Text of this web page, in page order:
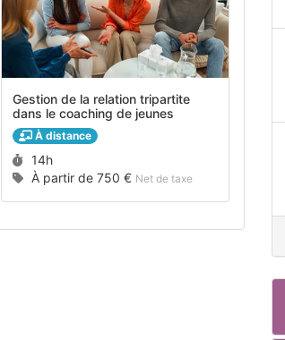
Gestion de la relation tripartite
dans le coaching de jeunes
À distance
Durée :
14h
Prix :
À partir de750 € Net de taxe